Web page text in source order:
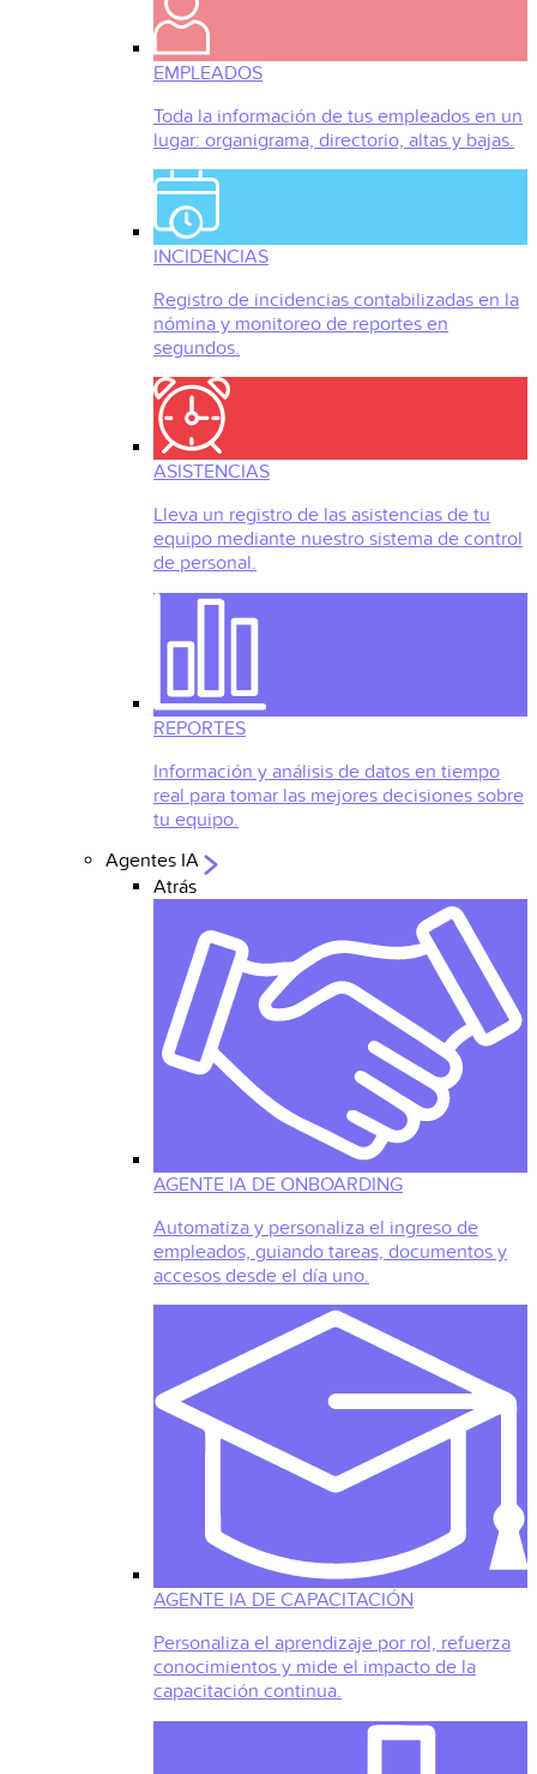
EMPLEADOS
Toda la información de tus empleados en un
lugar: organigrama, directorio, altas y bajas.
INCIDENCIAS
Registro de incidencias contabilizadas en la
nómina y monitoreo de reportes en
segundos.
ASISTENCIAS
Lleva un registro de las asistencias de tu
equipo mediante nuestro sistema de control
de personal.
REPORTES
Información y análisis de datos en tiempo
real para tomar las mejores decisiones sobre
tu equipo.
Agentes IA
Atrás
AGENTE IA DE ONBOARDING
Automatiza y personaliza el ingreso de
empleados, guiando tareas, documentos y
accesos desde el día uno.
AGENTE IA DE CAPACITACIÓN
Personaliza el aprendizaje por rol, refuerza
conocimientos y mide el impacto de la
capacitación continua.